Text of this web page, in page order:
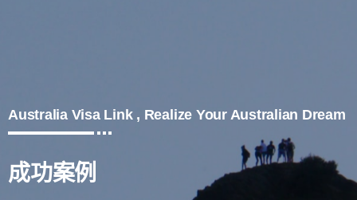
Australia Visa Link , Realize Your Australian Dream
成功案例